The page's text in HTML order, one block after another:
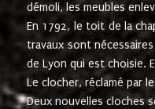
démoli, les meubles
En 1792, le toit de la
travaux sont
de Lyon qui est choisie.
Le clocher, réclamé par
Deux nouvelles cloches